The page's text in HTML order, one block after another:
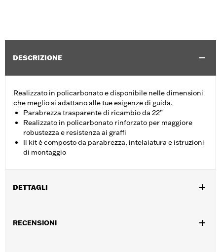
DESCRIZIONE
Realizzato in policarbonato e disponibile nelle dimensioni
che meglio si adattano alle tue esigenze di guida.
Parabrezza trasparente di ricambio da 22”
Realizzato in policarbonato rinforzato per maggiore
robustezza e resistenza ai graffi
Il kit è composto da parabrezza, intelaiatura e istruzioni
di montaggio
DETTAGLI
Istruzioni di installazione
RECENSIONI